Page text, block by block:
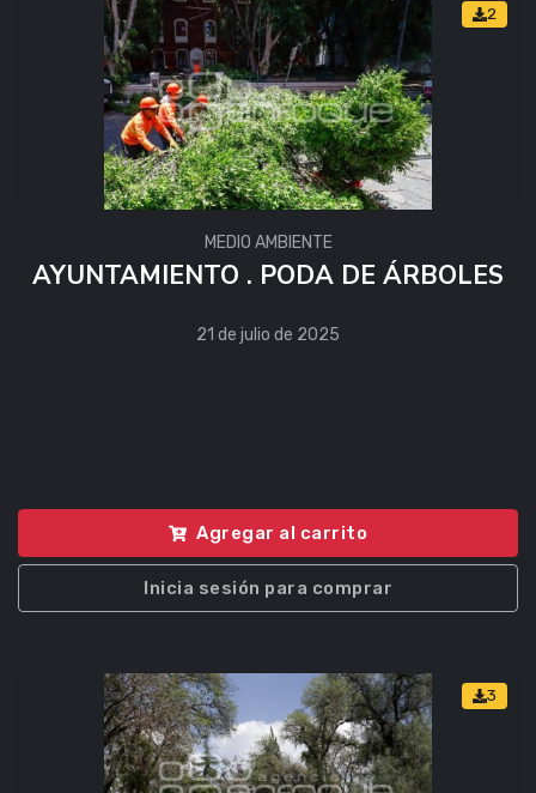
2
MEDIO AMBIENTE
AYUNTAMIENTO . PODA DE ÁRBOLES
21 de julio de 2025
Agregar al carrito
Inicia sesión para comprar
3